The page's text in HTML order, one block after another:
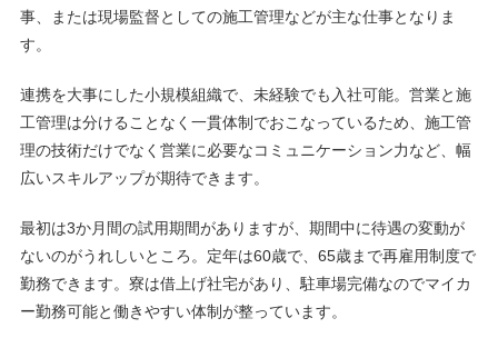
事、または現場監督としての施工管理などが主な仕事となりま
す。
連携を大事にした小規模組織で、未経験でも入社可能。営業と施
工管理は分けることなく一貫体制でおこなっているため、施工管
理の技術だけでなく営業に必要なコミュニケーション力など、幅
広いスキルアップが期待できます。
最初は3か月間の試用期間がありますが、期間中に待遇の変動が
ないのがうれしいところ。定年は60歳で、65歳まで再雇用制度で
勤務できます。寮は借上げ社宅があり、駐車場完備なのでマイカ
ー勤務可能と働きやすい体制が整っています。